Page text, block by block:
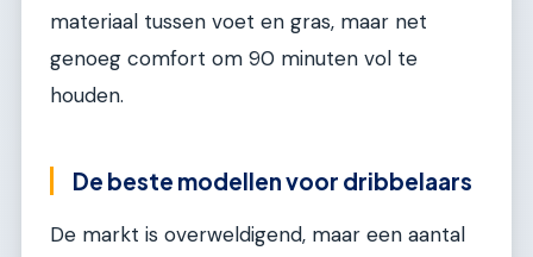
materiaal tussen voet en gras, maar net
genoeg comfort om 90 minuten vol te
houden.
De beste modellen voor dribbelaars
De markt is overweldigend, maar een aantal